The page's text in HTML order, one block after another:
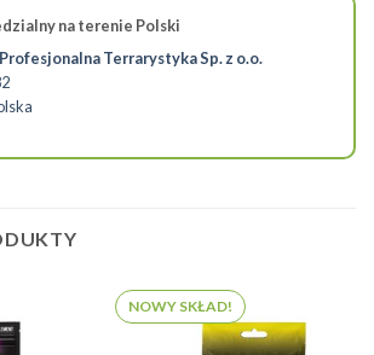
na terenie Polski
Terrarystyka Sp. z o.o.
NOWY SKŁAD!